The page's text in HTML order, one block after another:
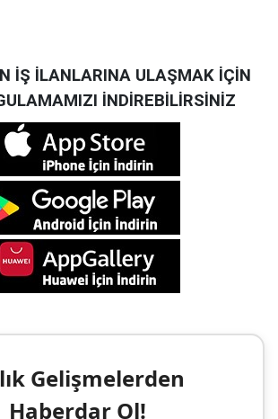
İŞ İLANLARINA ULAŞMAK İÇİN
İNDİREBİLİRSİNİZ
Gelişmelerden
Haberdar Ol!